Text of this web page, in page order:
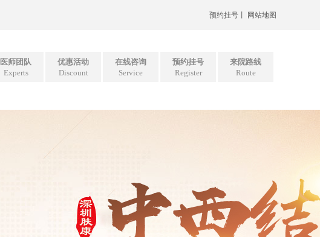
预约挂号 网站地图
医师团队
Experts
优惠活动
Discount
在线咨询
Service
预约挂号
Register
来院路线
Route